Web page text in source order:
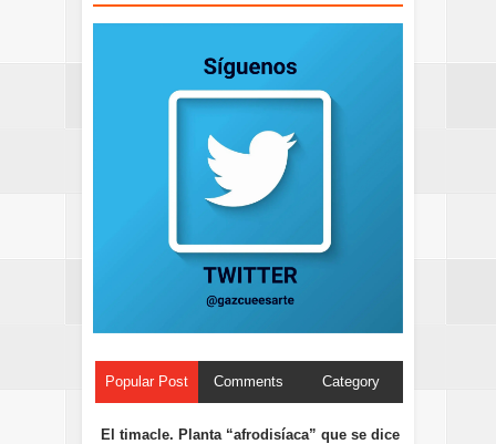
Popular Post Comments Category
El timacle. Planta “afrodisíaca” que se dice